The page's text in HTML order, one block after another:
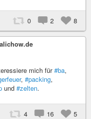
0 2 8
mich für#ba,
, #packing,
und #zelten.
4 16 5